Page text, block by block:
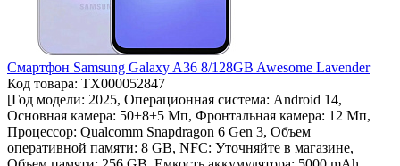
Смартфон Samsung Galaxy A36 8/128GB Awesome Lavender
Код товара: ТХ000052847
[Год модели: 2025, Операционная система: Android 14,
Основная камера: 50+8+5 Мп, Фронтальная камера: 12 Мп,
Процессор: Qualcomm Snapdragon 6 Gen 3, Объем
оперативной памяти: 8 GB, NFC: Уточняйте в магазине,